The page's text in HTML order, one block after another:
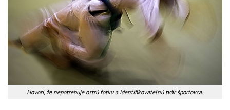
Hovorí, že nepotrebuje ostrú fotku a identifikovateľnú tvár športovca.